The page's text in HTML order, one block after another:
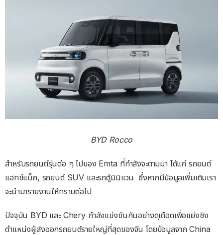
BYD Rocco
สำหรับรถยนต์รุ่นต่อ ๆ ไปของ Emta ที่กำลังจะตามมา ได้แก่ รถยนต์
แฮทช์แบ็ก, รถยนต์ SUV และรถตู้มินิแวน ซึ่งหากมีข้อมูลเพิ่มเติมเรา
จะนำมารายงานให้ทราบต่อไป
ปัจจุบัน BYD และ Chery กำลังแข่งขันกันอย่างดุเดือดเพื่อแย่งชิง
ตำแหน่งผู้ส่งออกรถยนต์รายใหญ่ที่สุดของจีน โดยข้อมูลจาก China